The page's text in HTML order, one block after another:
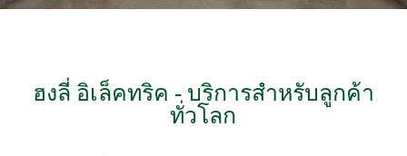
ฮงลี่ อิเล็คทริค - บริการสำหรับลูกค้า
ทั่วโลก